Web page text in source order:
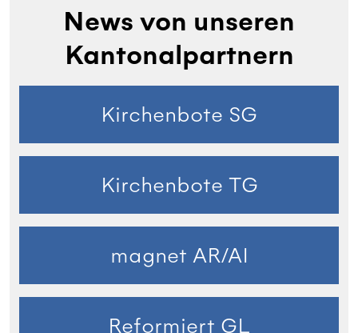
News von unseren
Kantonalpartnern
Kirchenbote SG
Kirchenbote TG
magnet AR/AI
Reformiert GL